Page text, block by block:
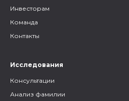
Инвесторам
Команда
Контакты
Исследования
Консультации
Анализ фамилии